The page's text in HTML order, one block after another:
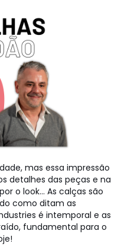
mas essa impressão
detalhes das peças e na
o look... As calças são
como ditam as
é intemporal e as
fundamental para o